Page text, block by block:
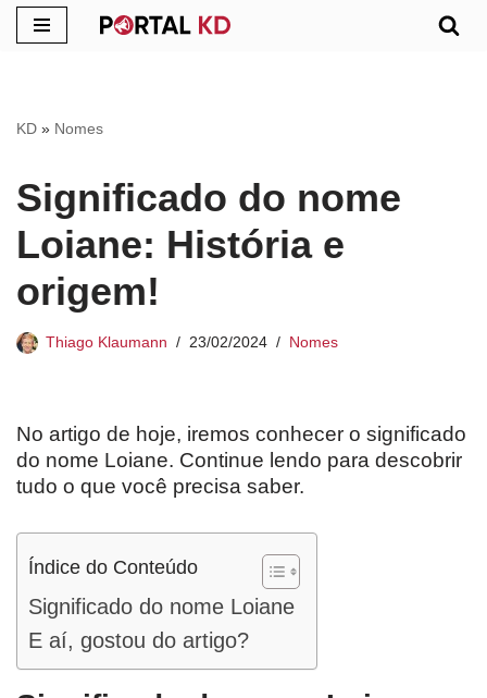
conteúdo
KD » Nomes
Significado do nome
Loiane: História e
origem!
Thiago Klaumann 23/02/2024 Nomes
No artigo de hoje, iremos conhecer o significado
do nome Loiane. Continue lendo para descobrir
tudo o que você precisa saber.
Índice do Conteúdo
Significado do nome Loiane
E aí, gostou do artigo?